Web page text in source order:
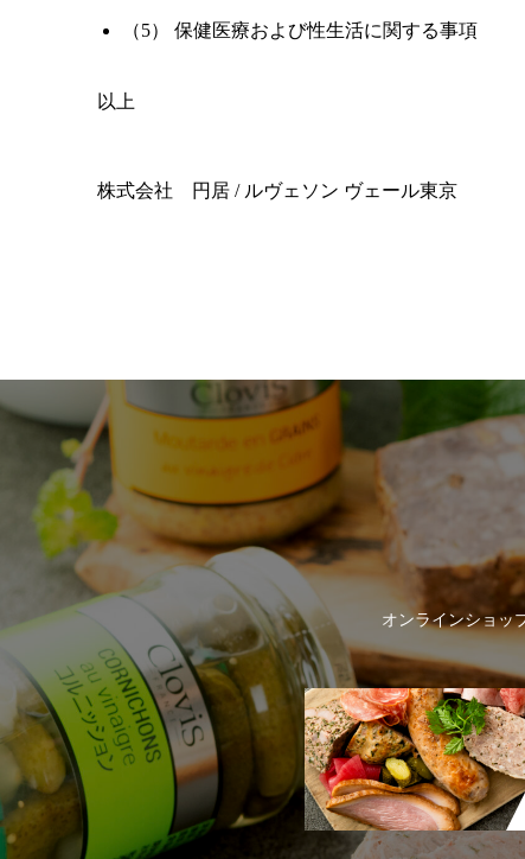
（5） 保健医療および性生活に関する事項
以上
株式会社 円居 / ルヴェソン ヴェール東京
オンラインショッ